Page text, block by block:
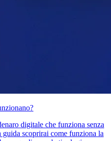
digitale che funziona senza
scoprirai come funziona la